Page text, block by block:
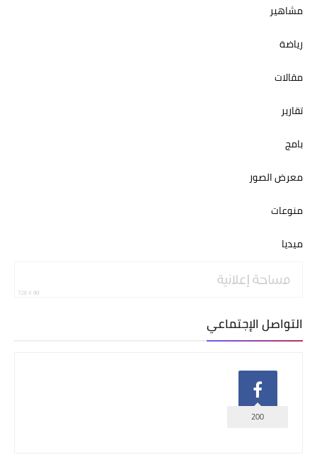
مشاهير
رياضة
مقالات
تقارير
بامج
معرض الصور
منوعات
ميديا
التواصل الإجتماعي
200